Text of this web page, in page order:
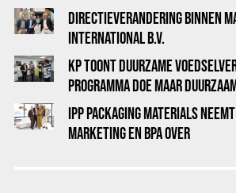
DIRECTIEVERANDERING BINNEN
INTERNATIONAL B.V.
KP TOONT DUURZAME
PROGRAMMA DOE MAAR
IPP PACKAGING MATERIALS
MARKETING EN BPA OVER